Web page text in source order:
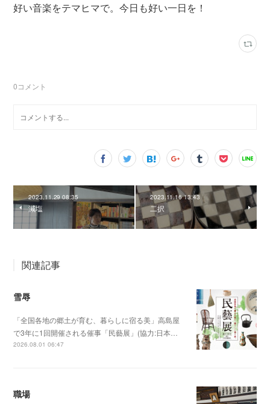
好い音楽をテマヒマで。今日も好い一日を！
0コメント
2023.11.29 08:35
減塩
2023.11.16 13:43
二択
関連記事
雪辱
「全国各地の郷土が育む、暮らしに宿る美」高島屋
で3年に1回開催される催事「民藝展」(協力:日本…
2026.08.01 06:47
職場